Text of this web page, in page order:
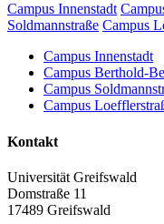
Campus Innenstadt
Soldmannstraße Campus
Campus Innenstadt
Campus Berthold-
Campus
Campus
Kontakt
Universität Greifswald
Domstraße 11
17489 Greifswald